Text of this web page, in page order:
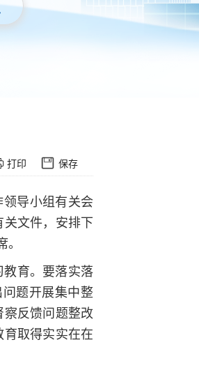
打印 保存
导小组有关会
文件，安排下
育。要落实落
题开展集中整
反馈问题整改
取得实实在在